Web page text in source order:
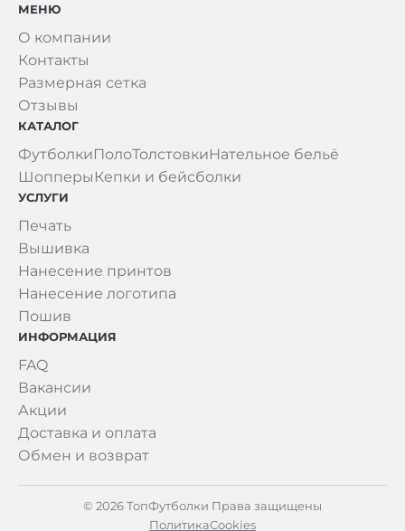
МЕНЮ
О компании
Контакты
Размерная сетка
Отзывы
КАТАЛОГ
ФутболкиПолоТолстовкиНательное бельё
Шопперы Кепки и бейсболки
УСЛУГИ
Печать
Вышивка
Нанесение принтов
Нанесение логотипа
Пошив
ИНФОРМАЦИЯ
FAQ
Вакансии
Акции
Доставка и оплата
Обмен и возврат
© 2026 ТопФутболки Права защищены
ПолитикаCookies